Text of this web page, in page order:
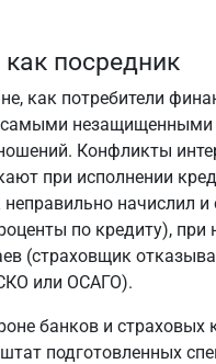
посредник
как потребители
самыми незащищенными
Конфликты
при исполнении
начислил и
по кредиту), при
(страховщик
или ОСАГО).
банков и страховых
подготовленных